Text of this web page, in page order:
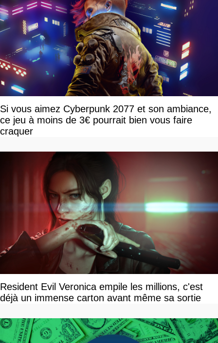
Si vous aimez Cyberpunk 2077 et son ambiance,
ce jeu à moins de 3€ pourrait bien vous faire
craquer
Resident Evil Veronica empile les millions, c'est
déjà un immense carton avant même sa sortie